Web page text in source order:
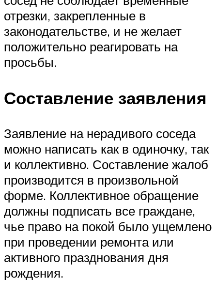
отрезки, закрепленные в
законодательстве, и не желает
положительно реагировать на
просьбы.
Составление заявления
Заявление на нерадивого соседа
можно написать как в одиночку, так
и коллективно. Составление жалоб
производится в произвольной
форме. Коллективное обращение
должны подписать все граждане,
чье право на покой было ущемлено
при проведении ремонта или
активного празднования дня
рождения.